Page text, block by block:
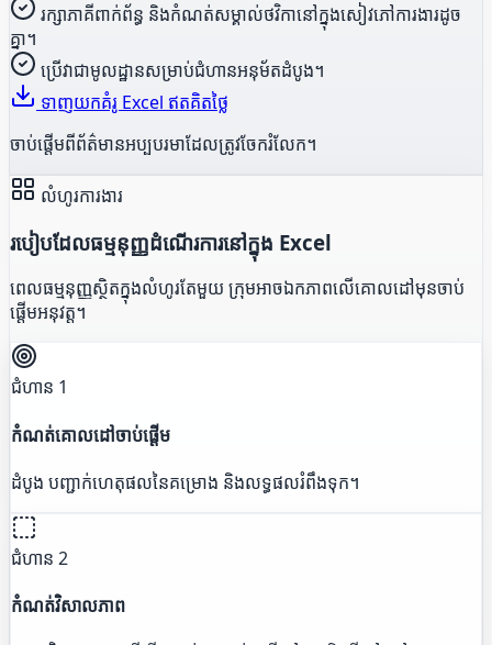
រក្សាភាគីពាក់ព័ន្ធ និងកំណត់សម្គាល់ថវិកានៅក្នុងសៀវភៅការងារដូច
គ្នា។
ប្រើវាជាមូលដ្ឋានសម្រាប់ជំហានអនុម័តដំបូង។
ទាញយកគំរូ Excel ឥតគិតថ្លៃ
ចាប់ផ្តើមពីព័ត៌មានអប្បបរមាដែលត្រូវចែករំលែក។
លំហូរការងារ
របៀបដែលធម្មនុញ្ញដំណើរការនៅក្នុង Excel
ពេលធម្មនុញ្ញស្ថិតក្នុងលំហូរតែមួយ ក្រុមអាចឯកភាពលើគោលដៅមុនចាប់
ផ្តើមអនុវត្ត។
ជំហាន 1
កំណត់គោលដៅចាប់ផ្តើម
ដំបូង បញ្ជាក់ហេតុផលនៃគម្រោង និងលទ្ធផលរំពឹងទុក។
ជំហាន 2
កំណត់វិសាលភាព